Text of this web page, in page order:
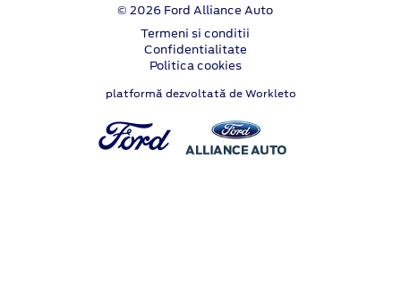
© 2026 Ford Alliance Auto
Termeni si conditii
Confidentialitate
Politica cookies
platformă dezvoltată de Workleto